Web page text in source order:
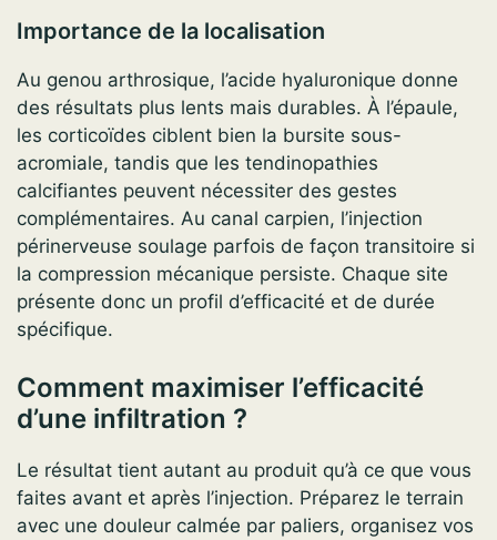
Importance de la localisation
Au genou arthrosique, l’acide hyaluronique donne
des résultats plus lents mais durables. À l’épaule,
les corticoïdes ciblent bien la bursite sous-
acromiale, tandis que les tendinopathies
calcifiantes peuvent nécessiter des gestes
complémentaires. Au canal carpien, l’injection
périnerveuse soulage parfois de façon transitoire si
la compression mécanique persiste. Chaque site
présente donc un profil d’efficacité et de durée
spécifique.
Comment maximiser l’efficacité
d’une infiltration ?
Le résultat tient autant au produit qu’à ce que vous
faites avant et après l’injection. Préparez le terrain
avec une douleur calmée par paliers, organisez vos